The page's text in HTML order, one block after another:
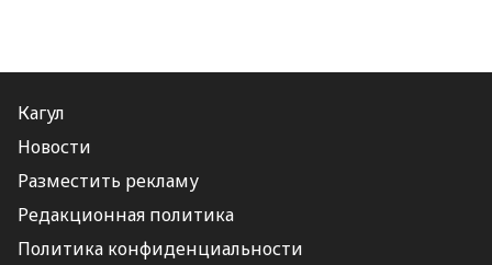
Кагул
Новости
Разместить рекламу
Редакционная политика
Политика конфиденциальности